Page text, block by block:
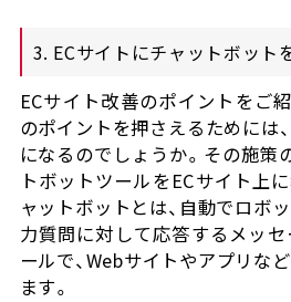
3. ECサイトにチャットボット
ECサイト改善のポイントをご
のポイントを押さえるためには
になるのでしょうか。その施策
トボットツールをECサイト上
ャットボットとは、自動でロボ
力質問に対して応答するメッ
ールで、Webサイトやアプリな
ます。